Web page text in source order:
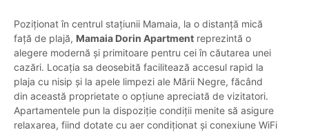
Poziționat în centrul stațiunii Mamaia, la o distanță mică
față de plajă, Mamaia Dorin Apartment reprezintă o
alegere modernă și primitoare pentru cei în căutarea unei
cazări. Locația sa deosebită facilitează accesul rapid la
plaja cu nisip și la apele limpezi ale Mării Negre, făcând
din această proprietate o opțiune apreciată de vizitatori.
Apartamentele pun la dispoziție condiții menite să asigure
relaxarea, fiind dotate cu aer condiționat și conexiune WiFi